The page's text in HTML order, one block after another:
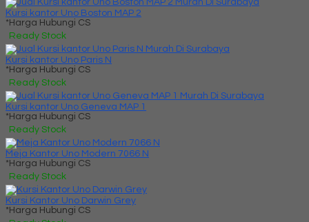
Kursi kantor Uno Boston MAP 2
*Harga Hubungi CS
Ready Stock
Kursi kantor Uno Paris N
*Harga Hubungi CS
Ready Stock
Kursi kantor Uno Geneva MAP 1
*Harga Hubungi CS
Ready Stock
Meja Kantor Uno Modern 7066 N
*Harga Hubungi CS
Ready Stock
Kursi Kantor Uno Darwin Grey
*Harga Hubungi CS